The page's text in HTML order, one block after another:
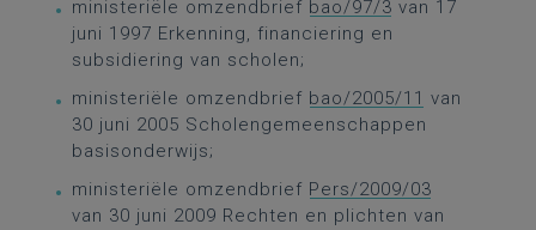
ministeriële omzendbrief bao/97/3 van 17
juni 1997 Erkenning, financiering en
subsidiering van scholen;
ministeriële omzendbrief bao/2005/11 van
30 juni 2005 Scholengemeenschappen
basisonderwijs;
ministeriële omzendbrief Pers/2009/03
van 30 juni 2009 Rechten en plichten van